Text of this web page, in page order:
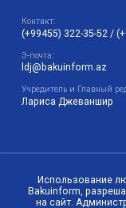
Контакт:
(+99455) 322-35-52 /
Э-почта:
ldj@bakuinform.az
Учредитель и Главный
Лариса Джеваншир
Использование
Bakuinform,
на сайт.